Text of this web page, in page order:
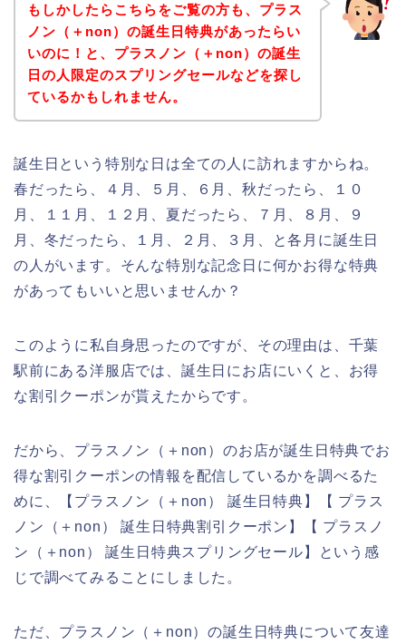
もしかしたらこちらをご覧の方も、プラス
ノン（＋non）の誕生日特典があったらい
いのに！と、プラスノン（＋non）の誕生
日の人限定のスプリングセールなどを探し
ているかもしれません。
誕生日という特別な日は全ての人に訪れますからね。
春だったら、４月、５月、６月、秋だったら、１０
月、１１月、１２月、夏だったら、７月、８月、９
月、冬だったら、１月、２月、３月、と各月に誕生日
の人がいます。そんな特別な記念日に何かお得な特典
があってもいいと思いませんか？
このように私自身思ったのですが、その理由は、千葉
駅前にある洋服店では、誕生日にお店にいくと、お得
な割引クーポンが貰えたからです。
だから、プラスノン（＋non）のお店が誕生日特典でお
得な割引クーポンの情報を配信しているかを調べるた
めに、【プラスノン（＋non） 誕生日特典】【 プラス
ノン（＋non） 誕生日特典割引クーポン】【 プラスノ
ン（＋non） 誕生日特典スプリングセール】という感
じで調べてみることにしました。
ただ、プラスノン（＋non）の誕生日特典について友達